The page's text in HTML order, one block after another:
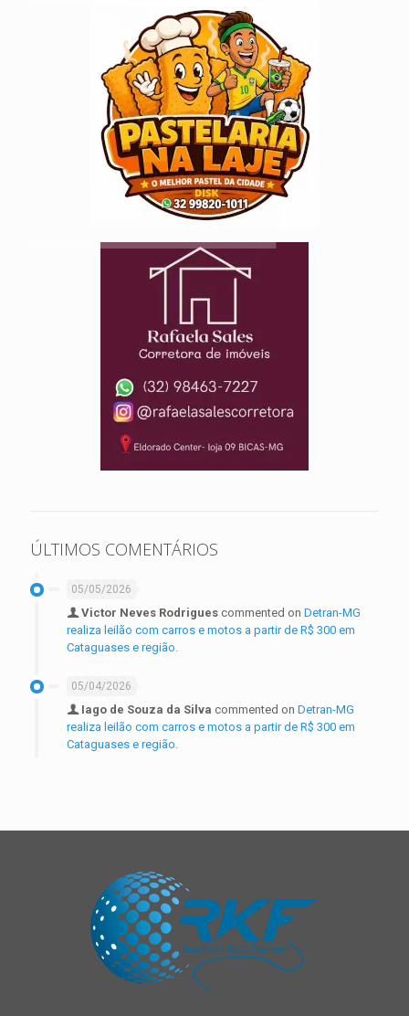
ÚLTIMOS COMENTÁRIOS
05/05/2026
Victor Neves Rodrigues commented on Detran-MG
realiza leilão com carros e motos a partir de R$ 300 em
Cataguases e região.
05/04/2026
Iago de Souza da Silva commented on Detran-MG
realiza leilão com carros e motos a partir de R$ 300 em
Cataguases e região.